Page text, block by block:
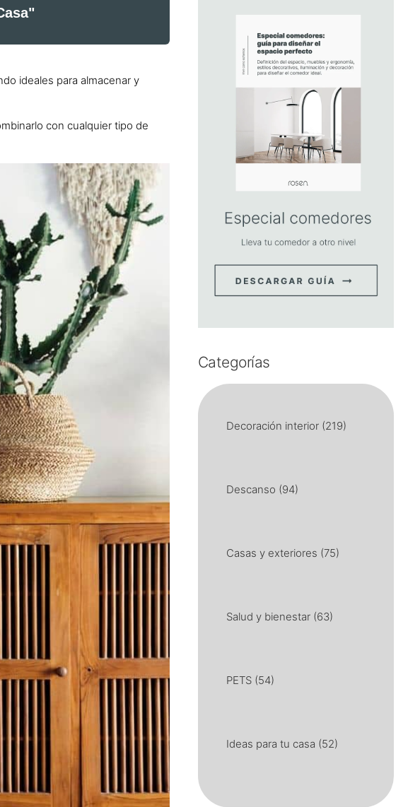
ideales para almacenar y
con cualquier tipo de
Categorías
Decoración interior (219)
Descanso (94)
Casas y exteriores (75)
Salud y bienestar (63)
PETS (54)
Ideas para tu casa (52)